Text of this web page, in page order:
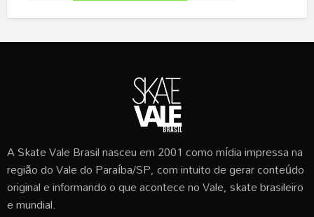
A Skate Vale Brasil nasceu em 2001 como mídia impressa na
região do Vale do Paraíba/SP, com intuito de gerar conteúdo
original e informando o que acontece no Vale, skate brasileiro
e mundial.